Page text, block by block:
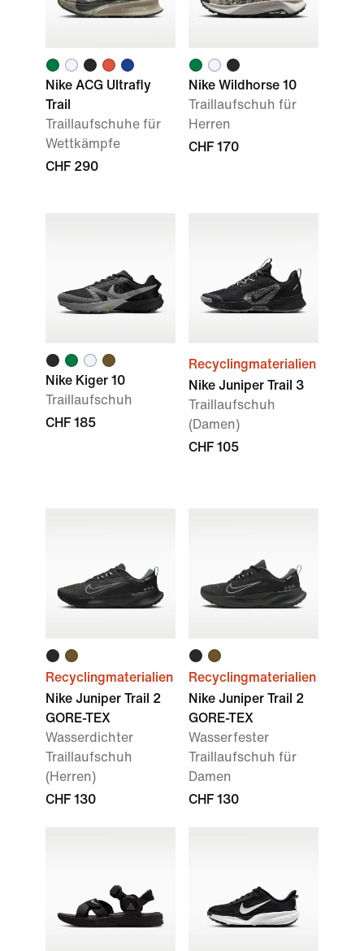
Nike ACG Ultrafly
Trail
Traillaufschuhe für
Wettkämpfe
CHF 290
Nike Wildhorse 10
Traillaufschuh für
Herren
CHF 170
Nike Kiger 10
Traillaufschuh
CHF 185
Recyclingmaterialien
Nike Juniper Trail 3
Traillaufschuh
(Damen)
CHF 105
Recyclingmaterialien
Nike Juniper Trail 2
GORE-TEX
Wasserdichter
Traillaufschuh
(Herren)
CHF 130
Recyclingmaterialien
Nike Juniper Trail 2
GORE-TEX
Wasserfester
Traillaufschuh für
Damen
CHF 130